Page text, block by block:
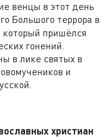
венцы в этот день
Большого террора в
который пришёлся
гонений.
в лике святых в
и
христиан